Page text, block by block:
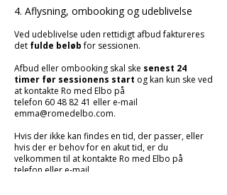
4. Aflysning, ombooking og udeblivelse
Ved udeblivelse uden rettidigt afbud faktureres
det fulde beløbfor sessionen.
Afbud eller ombooking skal ske senest 24
timer før sessionens start og kan kun ske ved
at kontakte Ro med Elbo på
telefon 60 48 82 41 eller e-mail
emma@romedelbo.com.
Hvis der ikke kan findes en tid, der passer, eller
hvis der er behov for en akut tid, er du
velkommen til at kontakte Ro med Elbo på
telefon eller e-mail.